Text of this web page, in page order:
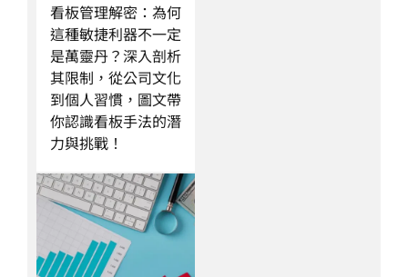
看板管理解密：為何
這種敏捷利器不一定
是萬靈丹？深入剖析
其限制，從公司文化
到個人習慣，圖文帶
你認識看板手法的潛
力與挑戰！